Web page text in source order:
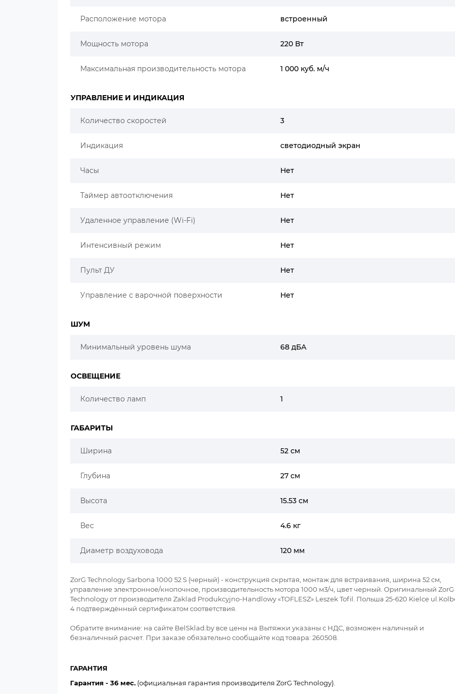
Расположение мотора встроенный
Мощность мотора 220 Вт
Максимальная производительность мотора 1 000 куб. м/ч
УПРАВЛЕНИЕ И ИНДИКАЦИЯ
Количество скоростей 3
Индикация светодиодный экран
Часы Нет
Таймер автоотключения Нет
Удаленное управление (Wi-Fi) Нет
Интенсивный режим Нет
Пульт ДУ Нет
Управление с варочной поверхности Нет
ШУМ
Минимальный уровень шума 68 дБА
ОСВЕЩЕНИЕ
Количество ламп 1
ГАБАРИТЫ
Ширина 52 см
Глубина 27 см
Высота 15.53 см
Вес 4.6 кг
Диаметр воздуховода 120 мм
ZorG Technology Sarbona 1000 52 S (черный) - конструкция скрытая, монтаж для встраивания, ширина 52 см,
управление электронное/кнопочное, производительность мотора 1000 м3/ч, цвет черный. Оригинальный ZorG
Technology от производителя Zaklad Produkcyjno-Handlowy «TOFLESZ» Leszek Tofil. Польша 25-620 Kielce
4 подтверждённый сертификатом соответствия.
Обратите внимание: на сайте BelSklad.by все цены на Вытяжки указаны с НДС, возможен наличный и
безналичный расчет. При заказе обязательно сообщайте код товара: 260508.
ГАРАНТИЯ
Гарантия - 36 мес. (официальная гарантия производителя ZorG Technology).